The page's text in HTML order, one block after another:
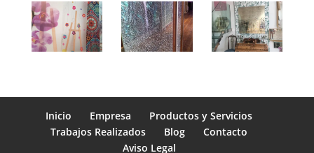
Inicio Empresa
Productos y Servicios
Trabajos Realizados
Blog
Contacto
Aviso Legal